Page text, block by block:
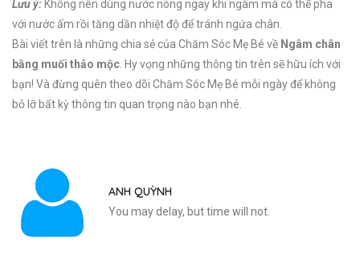
Lưu ý:Không nên dùng nước nóng ngay khi ngâm mà có thể pha
với nước ấm rồi tăng dần nhiệt độ để tránh ngứa chân.
Bài viết trên là những chia sẻ của Chăm Sóc Mẹ Bé về Ngâm chân
bằng muối thảo mộc . Hy vọng những thông tin trên sẽ hữu ích với
bạn! Và đừng quên theo dõi Chăm Sóc Mẹ Bé mỗi ngày để không
bỏ lỡ bất kỳ thông tin quan trọng nào bạn nhé.
ANH QUỲNH
You may delay, but time will not.